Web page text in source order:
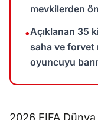
mevkilerden
•Açıklanan 35
saha ve forvet
oyuncuyu
2026 FIFA